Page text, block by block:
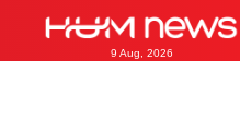
9 Aug, 2026